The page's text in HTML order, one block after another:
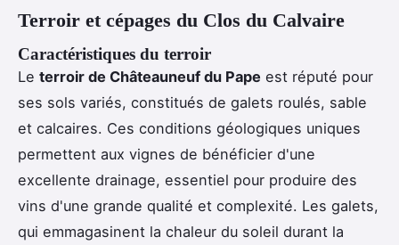
Terroir et cépages du Clos du Calvaire
Caractéristiques du terroir
Le terroir de Châteauneuf du Pape est réputé pour
ses sols variés, constitués de galets roulés, sable
et calcaires. Ces conditions géologiques uniques
permettent aux vignes de bénéficier d'une
excellente drainage, essentiel pour produire des
vins d'une grande qualité et complexité. Les galets,
qui emmagasinent la chaleur du soleil durant la